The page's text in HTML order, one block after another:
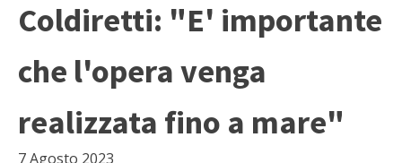
Coldiretti: "E' importante
che l'opera venga
realizzata fino a mare"
7 Agosto 2023